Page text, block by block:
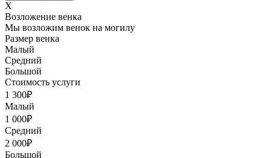
X
Возложение венка
Мы возложим венок на могилу
Размер венка
Малый
Средний
Большой
Стоимость услуги
1 300₽
Малый
1 000₽
Средний
2 000₽
Большой